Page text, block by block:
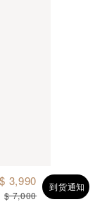
到货通知
3,990
$ 7,000